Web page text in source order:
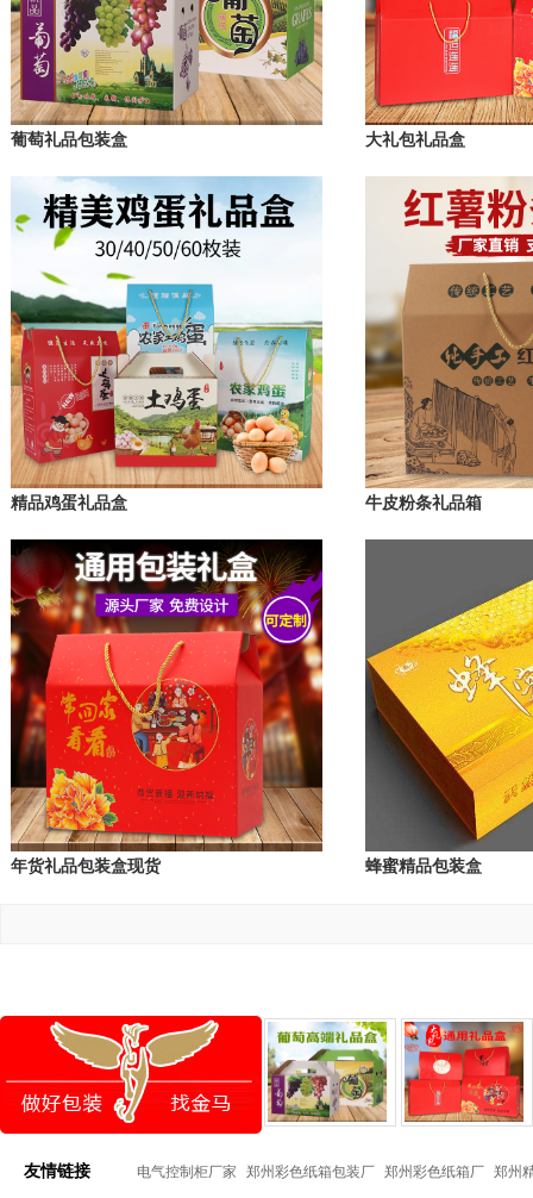
葡萄礼品包装盒 大礼包礼品盒
精品鸡蛋礼品盒 牛皮粉条礼品箱
年货礼品包装盒现货 蜂蜜精品包装盒
友情链接 电气控制柜厂家 郑州彩色纸箱包装厂 郑州彩色纸箱厂 郑州